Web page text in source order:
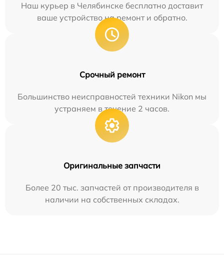
Наш курьер в Челябинске бесплатно доставит
ваше устройство на ремонт и обратно.
Срочный ремонт
Большинство неисправностей техники Nikon мы
устраняем в течение 2 часов.
Оригинальные запчасти
Более 20 тыс. запчастей от производителя в
наличии на собственных складах.